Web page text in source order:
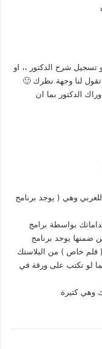
تسجيل شرح الدكتور ،، او
تقول لنا وجهة نظرك 🙂
الدكتور بما ان
وهي ( يوجد برنامج
بواسطة برامج
ضمنها يوجد برنامج
( قلم خاص ) من البلاستك
لو تكتب على ورقة في
وهي كثيرة